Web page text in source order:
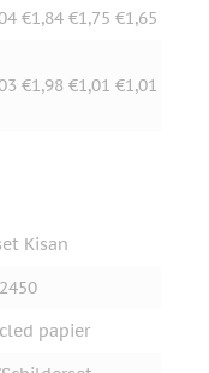
€1,84 €1,75 €1,65
€1,98 €1,01 €1,01
Kisan
papier